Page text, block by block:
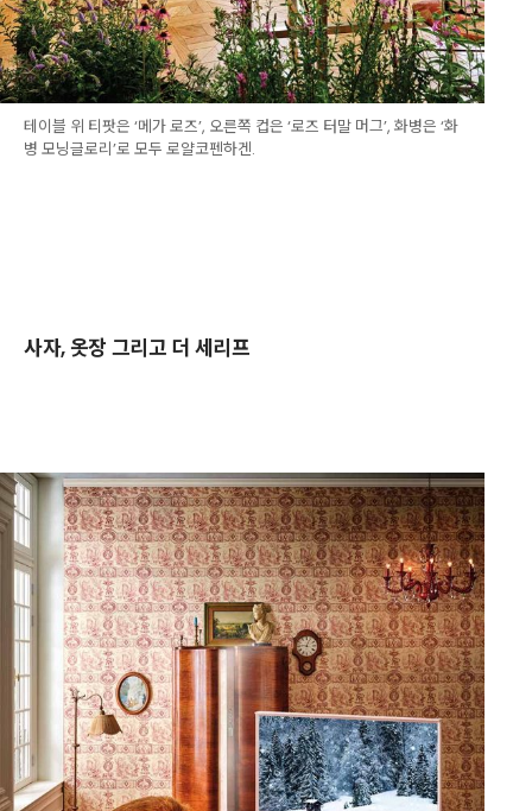
테이블 위 티팟은 ‘메가 로즈’, 오른쪽 컵은 ‘로즈 터말 머그’, 화병은 ‘화
병 모닝글로리’로 모두 로얄코펜하겐.
사자, 옷장 그리고 더 세리프